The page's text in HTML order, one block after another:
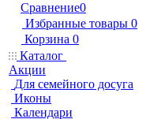
Сравнение0
Избранные товары 0
Корзина 0
Каталог
Акции
Для семейного досуга
Иконы
Календари